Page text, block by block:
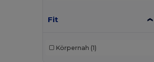
Fit
Körpernah (1)